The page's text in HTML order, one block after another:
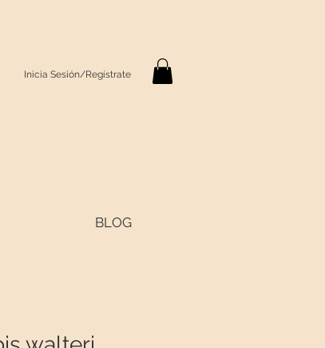
Inicia Sesión/Regístrate
BLOG